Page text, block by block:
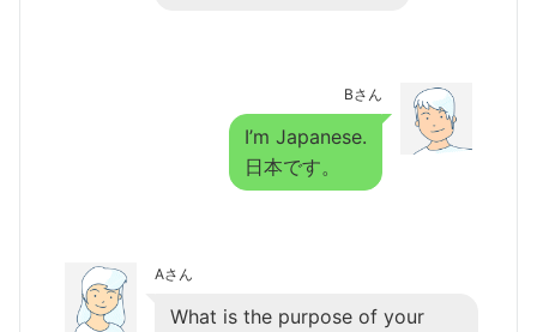
Bさん
I’m Japanese.
日本です。
Aさん
What is the purpose of your